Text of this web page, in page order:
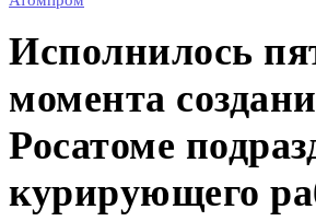
Исполнилось
момента
Росатоме
курирующего